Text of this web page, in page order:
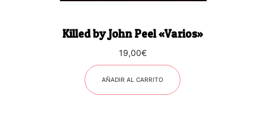
Killed by John Peel «Varios»
19,00€
AÑADIR AL CARRITO